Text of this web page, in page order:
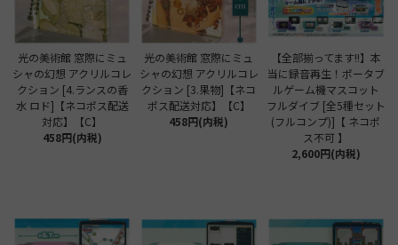
光の美術館 窓際にミュ
シャの幻想 アクリルコレ
クション [4.ランスの香
水 ロド]【ネコポス配送
対応】【C】
458円(内税)
光の美術館 窓際にミュ
シャの幻想 アクリルコレ
クション [3.果物]【ネコ
ポス配送対応】【C】
458円(内税)
【全部揃ってます!!】本
当に録音再生！ポータブ
ルゲーム機マスコット
フルダイブ [全5種セット
(フルコンプ)]【 ネコポ
ス不可 】
2,600円(内税)